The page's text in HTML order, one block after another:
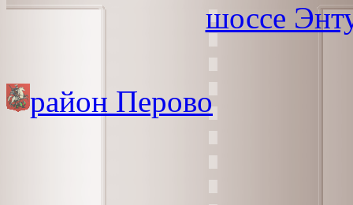
шоссе
район Перово